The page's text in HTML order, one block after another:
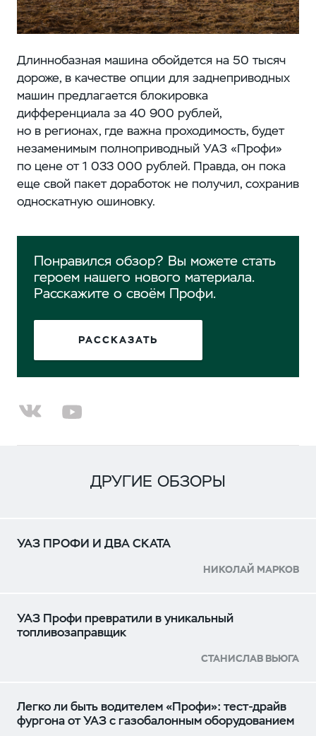
Длиннобазная машина обойдется на 50 тысяч
дороже, в качестве опции для заднеприводных
машин предлагается блокировка
дифференциала за 40 900 рублей,
но в регионах, где важна проходимость, будет
незаменимым полноприводный УАЗ «Профи»
по цене от 1 033 000 рублей. Правда, он пока
еще свой пакет доработок не получил, сохранив
односкатную ошиновку.
Понравился обзор? Вы можете стать
героем нашего нового материала.
Расскажите о своём Профи.
РАССКАЗАТЬ
ДРУГИЕ ОБЗОРЫ
УАЗ ПРОФИ И ДВА СКАТА
НИКОЛАЙ МАРКОВ
УАЗ Профи превратили в уникальный
топливозаправщик
СТАНИСЛАВ ВЬЮГА
Легко ли быть водителем «Профи»: тест-драйв
фургона от УАЗ с газобалонным оборудованием